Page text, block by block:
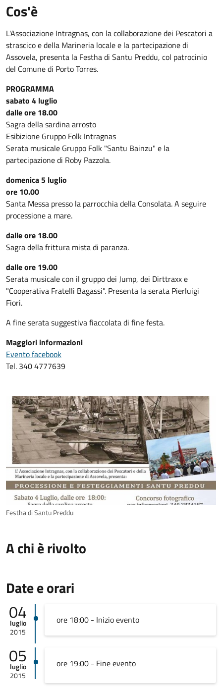
Cos'è
L'Associazione Intragnas, con la collaborazione dei Pescatori a
strascico e della Marineria locale e la partecipazione di
Assovela, presenta la Festha di Santu Preddu, col patrocinio
del Comune di Porto Torres.
PROGRAMMA
sabato 4 luglio
dalle ore 18.00
Sagra della sardina arrosto
Esibizione Gruppo Folk Intragnas
Serata musicale Gruppo Folk "Santu Bainzu" e la
partecipazione di Roby Pazzola.
domenica 5 luglio
ore 10.00
Santa Messa presso la parrocchia della Consolata. A seguire
processione a mare.
dalle ore 18.00
Sagra della frittura mista di paranza.
dalle ore 19.00
Serata musicale con il gruppo dei Jump, dei Dirttraxx e
"Cooperativa Fratelli Bagassi". Presenta la serata Pierluigi
Fiori.
A fine serata suggestiva fiaccolata di fine festa.
Maggiori informazioni
Evento facebook
Tel. 340 4777639
Festha di Santu Preddu
A chi è rivolto
Date e orari
04
luglio
2015
ore 18:00 - Inizio evento
05
luglio
2015
ore 19:00 - Fine evento